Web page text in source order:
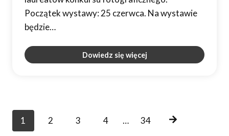
Początek wystawy: 25 czerwca. Na wystawie
będzie…
Dowiedz się więcej
P1 2 3 4 … 34